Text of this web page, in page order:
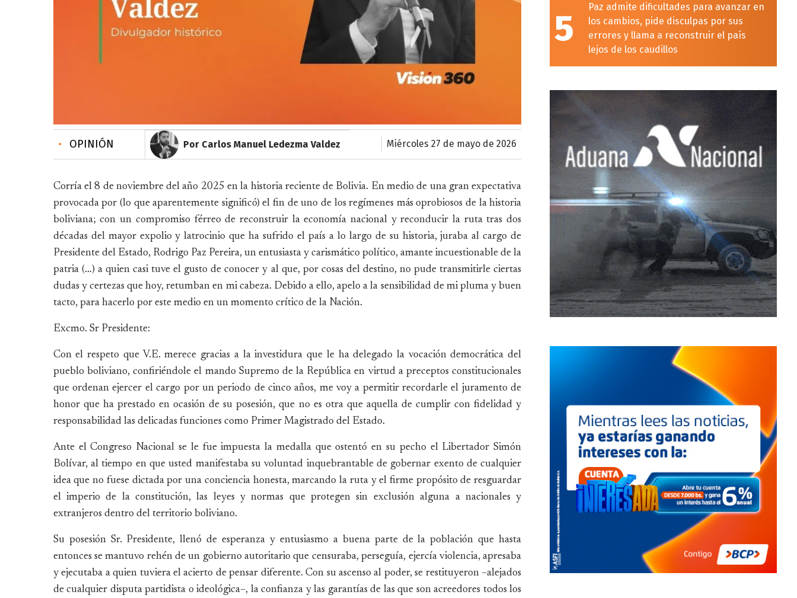
• OPINIÓN Por Carlos Manuel Ledezma Valdez miércoles 27 de mayo de 2026
Corría el 8 de noviembre del año 2025 en la historia reciente de Bolivia. En medio de una gran expectativa
provocada por (lo que aparentemente significó) el fin de uno de los regímenes más oprobiosos de la historia
boliviana; con un compromiso férreo de reconstruir la economía nacional y reconducir la ruta tras dos
décadas del mayor expolio y latrocinio que ha sufrido el país a lo largo de su historia, juraba al cargo de
Presidente del Estado, Rodrigo Paz Pereira, un entusiasta y carismático político, amante incuestionable de la
patria (…) a quien casi tuve el gusto de conocer y al que, por cosas del destino, no pude transmitirle ciertas
dudas y certezas que hoy, retumban en mi cabeza. Debido a ello, apelo a la sensibilidad de mi pluma y buen
tacto, para hacerlo por este medio en un momento crítico de la Nación.
Excmo. Sr Presidente:
Con el respeto que V.E. merece gracias a la investidura que le ha delegado la vocación democrática del
pueblo boliviano, confiriéndole el mando Supremo de la República en virtud a preceptos constitucionales
que ordenan ejercer el cargo por un periodo de cinco años, me voy a permitir recordarle el juramento de
honor que ha prestado en ocasión de su posesión, que no es otra que aquella de cumplir con fidelidad y
responsabilidad las delicadas funciones como Primer Magistrado del Estado.
Ante el Congreso Nacional se le fue impuesta la medalla que ostentó en su pecho el Libertador Simón
Bolívar, al tiempo en que usted manifestaba su voluntad inquebrantable de gobernar exento de cualquier
idea que no fuese dictada por una conciencia honesta, marcando la ruta y el firme propósito de resguardar
el imperio de la constitución, las leyes y normas que protegen sin exclusión alguna a nacionales y
extranjeros dentro del territorio boliviano.
Su posesión Sr. Presidente, llenó de esperanza y entusiasmo a buena parte de la población que hasta
entonces se mantuvo rehén de un gobierno autoritario que censuraba, perseguía, ejercía violencia, apresaba
y ejecutaba a quien tuviera el acierto de pensar diferente. Con su ascenso al poder, se restituyeron –alejados
de cualquier disputa partidista o ideológica–, la confianza y las garantías de las que son acreedores todos los
5
Paz admite dificultades para avanzar en
los cambios, pide disculpas por sus
errores y llama a reconstruir el país
lejos de los caudillos